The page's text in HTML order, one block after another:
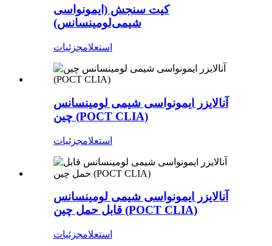
کیت سنجش (ایمونواسی
شیمی‌لومینسانس)
استعلامجزئیات
آنالایزر ایمونواسی شیمی لومینسانس
چین (POCT CLIA)
استعلامجزئیات
آنالایزر ایمونواسی شیمی لومینسانس
قابل حمل چین (POCT CLIA)
استعلامجزئیات